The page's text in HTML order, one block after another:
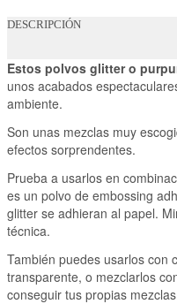
DESCRIPCIÓN
Estos polvos glitter o
unos acabados
ambiente.
Son unas mezclas muy
efectos sorprendentes.
Prueba a usarlos en
es un polvo de embossing
glitter se adhieran al papel.
técnica.
También puedes usarlos con
transparente, o mezclarlos
conseguir tus propias